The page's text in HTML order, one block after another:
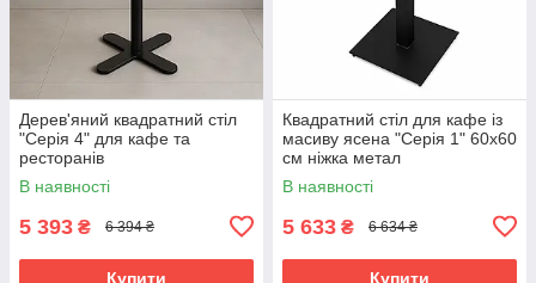
Дерев'яний квадратний стіл
"Серія 4" для кафе та
ресторанів
В наявності
5 393 ₴ 6 394 ₴
Купити
Квадратний стіл для кафе із
масиву ясена "Серія 1" 60х60
см ніжка метал
В наявності
5 633 ₴ 6 634 ₴
Купити